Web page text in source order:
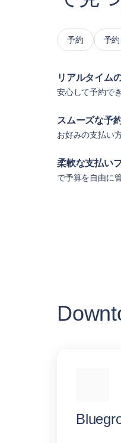
予約 予
リアルタイム
安心して予約でき
スムーズな予
お好みの支払い
柔軟な支払い
で予算を自由に